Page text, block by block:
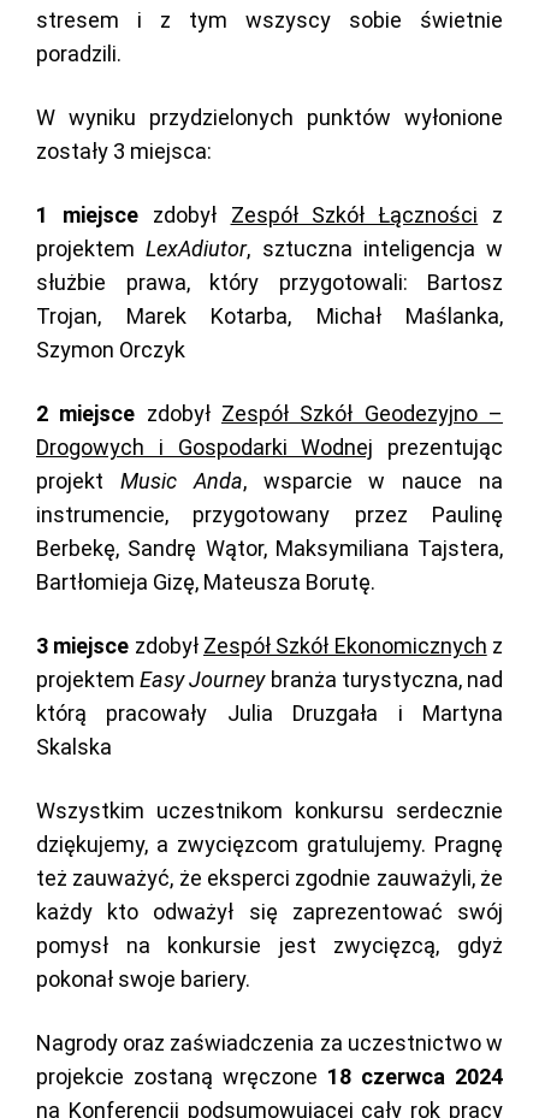
stresem i z tym wszyscy sobie świetnie
poradzili.
W wyniku przydzielonych punktów wyłonione
zostały 3 miejsca:
1 miejsce zdobył Zespół Szkół Łączności z
projektemLexAdiutor, sztuczna inteligencja w
służbie prawa, który przygotowali: Bartosz
Trojan, Marek Kotarba, Michał Maślanka,
Szymon Orczyk
2 miejsce zdobył Zespół Szkół Geodezyjno –
Drogowych i Gospodarki Wodnej prezentując
projekt Music Anda, wsparcie w nauce na
instrumencie, przygotowany przez Paulinę
Berbekę, Sandrę Wątor, Maksymiliana Tajstera,
Bartłomieja Gizę, Mateusza Borutę.
3 miejsce zdobył Zespół Szkół Ekonomicznych z
projektemEasy Journeybranża turystyczna, nad
którą pracowały Julia Druzgała i Martyna
Skalska
Wszystkim uczestnikom konkursu serdecznie
dziękujemy, a zwycięzcom gratulujemy. Pragnę
też zauważyć, że eksperci zgodnie zauważyli, że
każdy kto odważył się zaprezentować swój
pomysł na konkursie jest zwycięzcą, gdyż
pokonał swoje bariery.
Nagrody oraz zaświadczenia za uczestnictwo w
projekcie zostaną wręczone 18 czerwca 2024
na Konferencji podsumowującej cały rok pracy